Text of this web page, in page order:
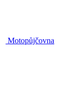
Motopůjčovna